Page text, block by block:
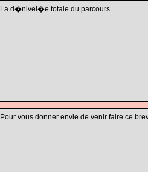
La d�nivel�e totale du parcours...
Pour vous donner envie de venir faire ce